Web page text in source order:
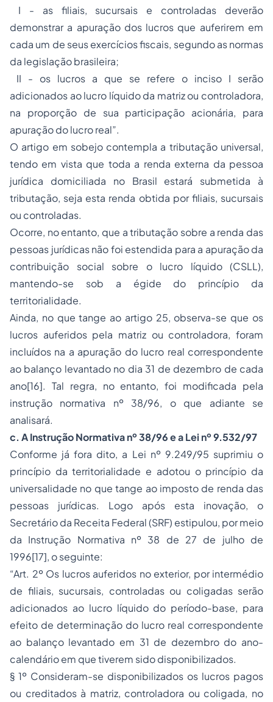
I - as filiais, sucursais e controladas deverão
demonstrar a apuração dos lucros que auferirem em
cada um de seus exercícios fiscais, segundo as normas
da legislação brasileira;
II - os lucros a que se refere o inciso I serão
adicionados ao lucro líquido da matriz ou controladora,
na proporção de sua participação acionária, para
apuração do lucro real”.
O artigo em sobejo contempla a tributação universal,
tendo em vista que toda a renda externa da pessoa
jurídica domiciliada no Brasil estará submetida à
tributação, seja esta renda obtida por filiais, sucursais
ou controladas.
Ocorre, no entanto, que a tributação sobre a renda das
pessoas jurídicas não foi estendida para a apuração da
contribuição social sobre o lucro líquido (CSLL),
mantendo-se sob a égide do princípio da
territorialidade.
Ainda, no que tange ao artigo 25, observa-se que os
lucros auferidos pela matriz ou controladora, foram
incluídos na a apuração do lucro real correspondente
ao balanço levantado no dia 31 de dezembro de cada
ano[16]. Tal regra, no entanto, foi modificada pela
instrução normativa nº 38/96, o que adiante se
analisará.
c. A Instrução Normativa nº 38/96 e a Lei nº 9.532/97
Conforme já fora dito, a Lei nº 9.249/95 suprimiu o
princípio da territorialidade e adotou o princípio da
universalidade no que tange ao imposto de renda das
pessoas jurídicas. Logo após esta inovação, o
Secretário da Receita Federal (SRF) estipulou, por meio
da Instrução Normativa nº 38 de 27 de julho de
1996[17], o seguinte:
“Art. 2º Os lucros auferidos no exterior, por intermédio
de filiais, sucursais, controladas ou coligadas serão
adicionados ao lucro líquido do período-base, para
efeito de determinação do lucro real correspondente
ao balanço levantado em 31 de dezembro do ano-
calendário em que tiverem sido disponibilizados.
§ 1º Consideram-se disponibilizados os lucros pagos
ou creditados à matriz, controladora ou coligada, no